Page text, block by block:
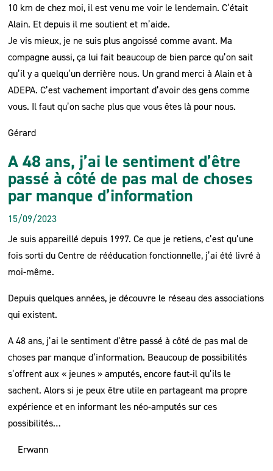
10 km de chez moi, il est venu me voir le lendemain. C’était
Alain. Et depuis il me soutient et m’aide.
Je vis mieux, je ne suis plus angoissé comme avant. Ma
compagne aussi, ça lui fait beaucoup de bien parce qu’on sait
qu’il y a quelqu’un derrière nous. Un grand merci à Alain et à
ADEPA. C’est vachement important d’avoir des gens comme
vous. Il faut qu’on sache plus que vous êtes là pour nous.
Gérard
A 48 ans, j’ai le sentiment d’être
passé à côté de pas mal de choses
par manque d’information
15/09/2023
Je suis appareillé depuis 1997. Ce que je retiens, c’est qu’une
fois sorti du Centre de rééducation fonctionnelle, j’ai été livré à
moi-même.
Depuis quelques années, je découvre le réseau des associations
qui existent.
A 48 ans, j’ai le sentiment d’être passé à côté de pas mal de
choses par manque d’information. Beaucoup de possibilités
s’offrent aux « jeunes » amputés, encore faut-il qu’ils le
sachent. Alors si je peux être utile en partageant ma propre
expérience et en informant les néo-amputés sur ces
possibilités…
Erwann